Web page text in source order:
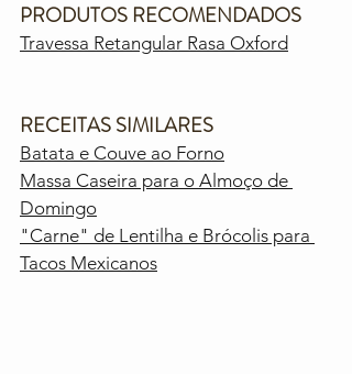
PRODUTOS RECOMENDADOS
Travessa Retangular Rasa Oxford
RECEITAS SIMILARES
Batata e Couve ao Forno
Massa Caseira para o Almoço de
Domingo
"Carne" de Lentilha e Brócolis para
Tacos Mexicanos